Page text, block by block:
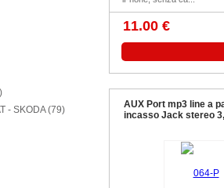
- SKODA (79)
11.00 €
AUX Port mp3 line a
incasso Jack stereo